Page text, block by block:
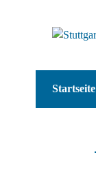
Startseite